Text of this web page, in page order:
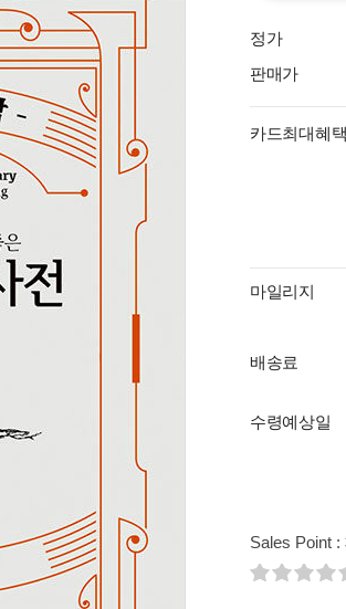
정가
판매가
카드최대혜
마일리지
배송료
수령예상일
Sales Point :